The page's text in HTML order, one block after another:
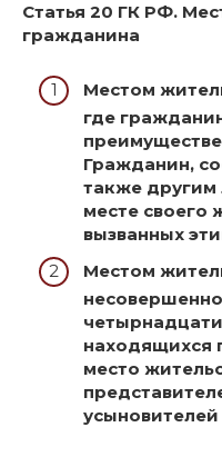
Статья 20 ГК РФ.
гражданина
Местом
где
Гражданин,
также другим
месте своего
вызванных
Местом
находящихся
место